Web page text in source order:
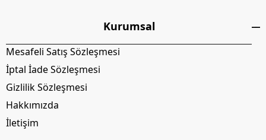
Kurumsal
Mesafeli Satış Sözleşmesi
İptal İade Sözleşmesi
Gizlilik Sözleşmesi
Hakkımızda
İletişim